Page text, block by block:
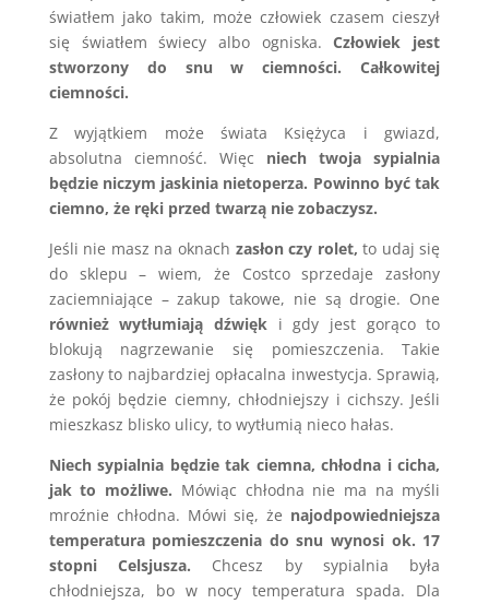
światłem jako takim, może człowiek czasem cieszył
się światłem świecy albo ogniska.Człowiek jest
stworzony do snu w ciemności. Całkowitej
ciemności.
Z wyjątkiem może świata Księżyca i gwiazd,
absolutna ciemność. Więc niech twoja sypialnia
będzie niczym jaskinia nietoperza. Powinno być tak
ciemno, że ręki przed twarzą nie zobaczysz.
Jeśli nie masz na oknach zasłon czy rolet, to udaj się
do sklepu – wiem, że Costco sprzedaje zasłony
zaciemniające – zakup takowe, nie są drogie. One
również wytłumiają dźwięk i gdy jest gorąco to
blokują nagrzewanie się pomieszczenia. Takie
zasłony to najbardziej opłacalna inwestycja. Sprawią,
że pokój będzie ciemny, chłodniejszy i cichszy. Jeśli
mieszkasz blisko ulicy, to wytłumią nieco hałas.
Niech sypialnia będzie tak ciemna, chłodna i cicha,
jak to możliwe. Mówiąc chłodna nie ma na myśli
mroźnie chłodna. Mówi się, że najodpowiedniejsza
temperatura pomieszczenia do snu wynosi ok. 17
stopni Celsjusza. Chcesz by sypialnia była
chłodniejsza, bo w nocy temperatura spada. Dla